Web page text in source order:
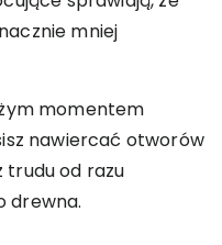
mniej
momentem
nawiercać otworów
trudu od razu
drewna.